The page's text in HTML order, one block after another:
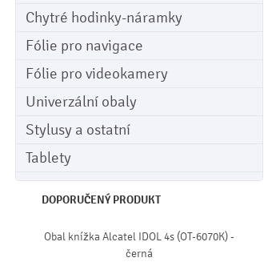
Chytré hodinky-náramky
Fólie pro navigace
Fólie pro videokamery
Univerzální obaly
Stylusy a ostatní
Tablety
DOPORUČENÝ PRODUKT
Obal knížka Alcatel IDOL 4s (OT-6070K) -
černá